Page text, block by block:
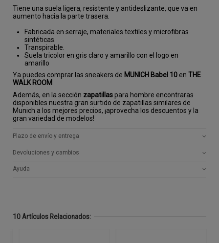
Tiene una suela ligera, resistente y antideslizante, que va en
aumento hacia la parte trasera.
Fabricada en serraje, materiales textiles y microfibras
sintéticas.
Transpirable.
Suela tricolor en gris claro y amarillo con el logo en
amarillo
Ya puedes comprar las sneakers de MUNICH Babel 10 en THE
WALK ROOM
Además, en la sección zapatillaspara hombre encontraras
disponibles nuestra gran surtido de zapatillas similares de
Munich a los mejores precios, ¡aprovecha los descuentos y la
gran variedad de modelos!
Plazo de envío y entrega
Devoluciones y cambios
Ayuda
10 Artículos Relacionados: